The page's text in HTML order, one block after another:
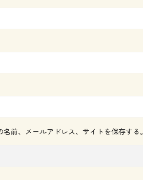
前、メールアドレス、サイトを保存する。